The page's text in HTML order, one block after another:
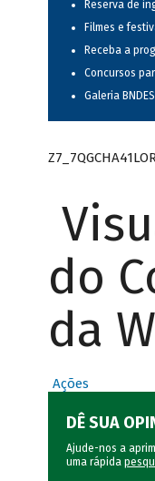
Reserva de
Filmes e
Receba a
Concursos
Galeria BNDES
do
da
Ações
DÊ SUA
Ajude-nos a
uma rápida